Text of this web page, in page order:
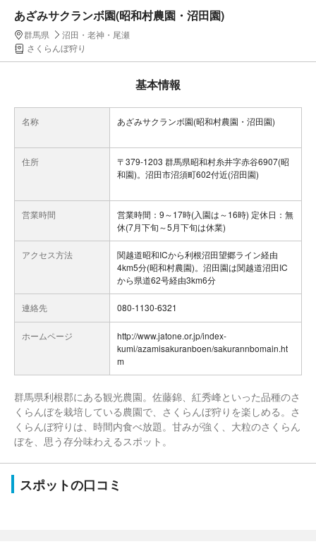
あざみサクランボ園(昭和村農園・沼田園)
群馬県
沼田・老神・尾瀬
さくらんぼ狩り
基本情報
名称 あざみサクランボ園(昭和村農園・沼田園)
住所
〒379-1203 群馬県昭和村糸井字赤谷6907(昭
和園)。沼田市沼須町602付近(沼田園)
営業時間
営業時間：9～17時(入園は～16時) 定休日：無
休(7月下旬～5月下旬は休業)
アクセス方法
関越道昭和ICから利根沼田望郷ライン経由
4km5分(昭和村農園)。沼田園は関越道沼田IC
から県道62号経由3km6分
連絡先 080-1130-6321
ホームページ
http://www.jatone.or.jp/index-
kumi/azamisakuranboen/sakurannbomain.ht
m
群馬県利根郡にある観光農園。佐藤錦、紅秀峰といった品種のさ
くらんぼを栽培している農園で、さくらんぼ狩りを楽しめる。さ
くらんぼ狩りは、時間内食べ放題。甘みが強く、大粒のさくらん
ぼを、思う存分味わえるスポット。
スポットの口コミ